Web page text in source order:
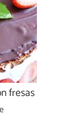
fresas